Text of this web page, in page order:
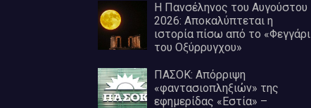
Η Πανσέληνος του Αυγούστου
2026: Αποκαλύπτεται η
ιστορία πίσω από το «Φεγγάρι
του Οξύρρυγχου»
ΠΑΣΟΚ: Απόρριψη
«φαντασιοπληξιών» της
εφημερίδας «Εστία» –